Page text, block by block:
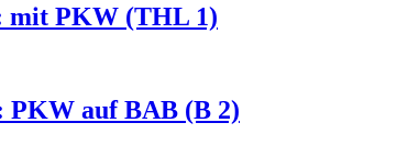
mit PKW (THL 1)
PKW auf BAB (B 2)